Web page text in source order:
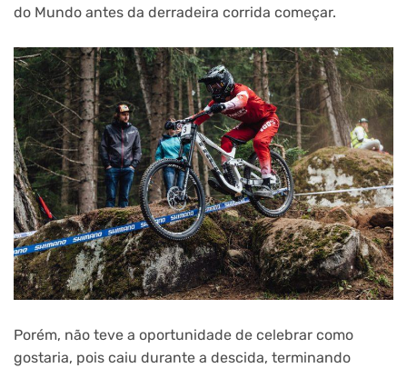
do Mundo antes da derradeira corrida começar.
Porém, não teve a oportunidade de celebrar como
gostaria, pois caiu durante a descida, terminando